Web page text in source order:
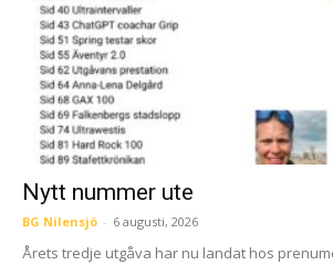
Nytt nummer ute
BG Nilensjö - 6 augusti, 2026
Årets tredje utgåva har nu landat hos